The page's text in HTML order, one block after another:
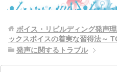
ボイス・リビルディング発声
ックスボイスの着実な習得法～
発声に関するトラブル